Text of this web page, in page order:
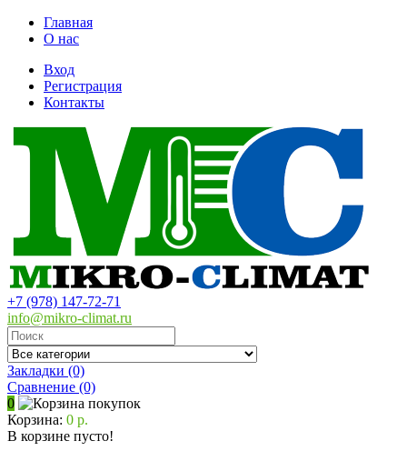
Главная
О нас
Вход
Регистрация
Контакты
+7 (978) 147-72-71
info@mikro-climat.ru
Закладки (0)
Сравнение (0)
0
Корзина: 0 р.
В корзине пусто!